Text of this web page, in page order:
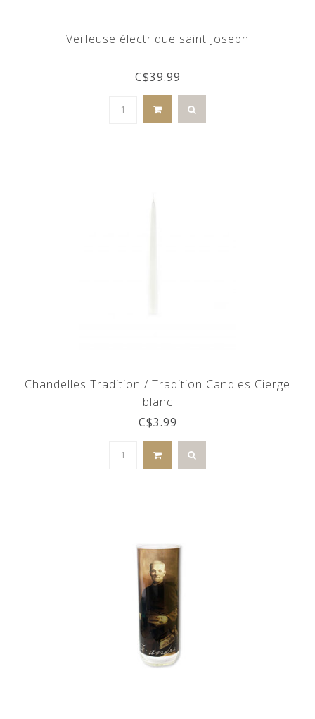
Veilleuse électrique saint Joseph
C$39.99
Chandelles Tradition / Tradition Candles Cierge
blanc
C$3.99